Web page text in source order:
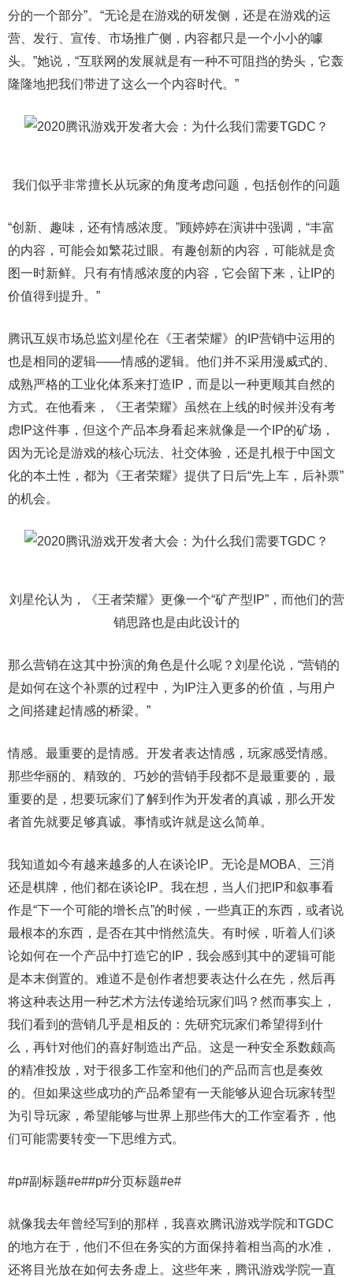
分的一个部分”。“无论是在游戏的研发侧，还是在游戏的运
营、发行、宣传、市场推广侧，内容都只是一个小小的噱
头。”她说，“互联网的发展就是有一种不可阻挡的势头，它轰
隆隆地把我们带进了这么一个内容时代。”
我们似乎非常擅长从玩家的角度考虑问题，包括创作的问题
“创新、趣味，还有情感浓度。”顾婷婷在演讲中强调，“丰富
的内容，可能会如繁花过眼。有趣创新的内容，可能就是贪
图一时新鲜。只有有情感浓度的内容，它会留下来，让IP的
价值得到提升。”
腾讯互娱市场总监刘星伦在《王者荣耀》的IP营销中运用的
也是相同的逻辑——情感的逻辑。他们并不采用漫威式的、
成熟严格的工业化体系来打造IP，而是以一种更顺其自然的
方式。在他看来，《王者荣耀》虽然在上线的时候并没有考
虑IP这件事，但这个产品本身看起来就像是一个IP的矿场，
因为无论是游戏的核心玩法、社交体验，还是扎根于中国文
化的本土性，都为《王者荣耀》提供了日后“先上车，后补票”
的机会。
刘星伦认为，《王者荣耀》更像一个“矿产型IP”，而他们的营
销思路也是由此设计的
那么营销在这其中扮演的角色是什么呢？刘星伦说，“营销的
是如何在这个补票的过程中，为IP注入更多的价值，与用户
之间搭建起情感的桥梁。”
情感。最重要的是情感。开发者表达情感，玩家感受情感。
那些华丽的、精致的、巧妙的营销手段都不是最重要的，最
重要的是，想要玩家们了解到作为开发者的真诚，那么开发
者首先就要足够真诚。事情或许就是这么简单。
我知道如今有越来越多的人在谈论IP。无论是MOBA、三消
还是棋牌，他们都在谈论IP。我在想，当人们把IP和叙事看
作是“下一个可能的增长点”的时候，一些真正的东西，或者说
最根本的东西，是否在其中悄然流失。有时候，听着人们谈
论如何在一个产品中打造它的IP，我会感到其中的逻辑可能
是本末倒置的。难道不是创作者想要表达什么在先，然后再
将这种表达用一种艺术方法传递给玩家们吗？然而事实上，
我们看到的营销几乎是相反的：先研究玩家们希望得到什
么，再针对他们的喜好制造出产品。这是一种安全系数颇高
的精准投放，对于很多工作室和他们的产品而言也是奏效
的。但如果这些成功的产品希望有一天能够从迎合玩家转型
为引导玩家，希望能够与世界上那些伟大的工作室看齐，他
们可能需要转变一下思维方式。
#p#副标题#e##p#分页标题#e#
就像我去年曾经写到的那样，我喜欢腾讯游戏学院和TGDC
的地方在于，他们不但在务实的方面保持着相当高的水准，
还将目光放在如何去务虚上。这些年来，腾讯游戏学院一直